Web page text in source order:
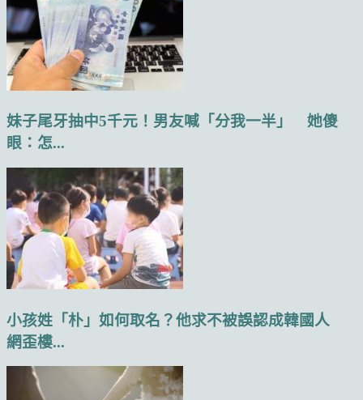
妹子尾牙抽中5千元！男友喊「分我一半」 她傻
眼：怎...
小孩姓「朴」如何取名？他求不被誤認成韓國人
網歪樓...